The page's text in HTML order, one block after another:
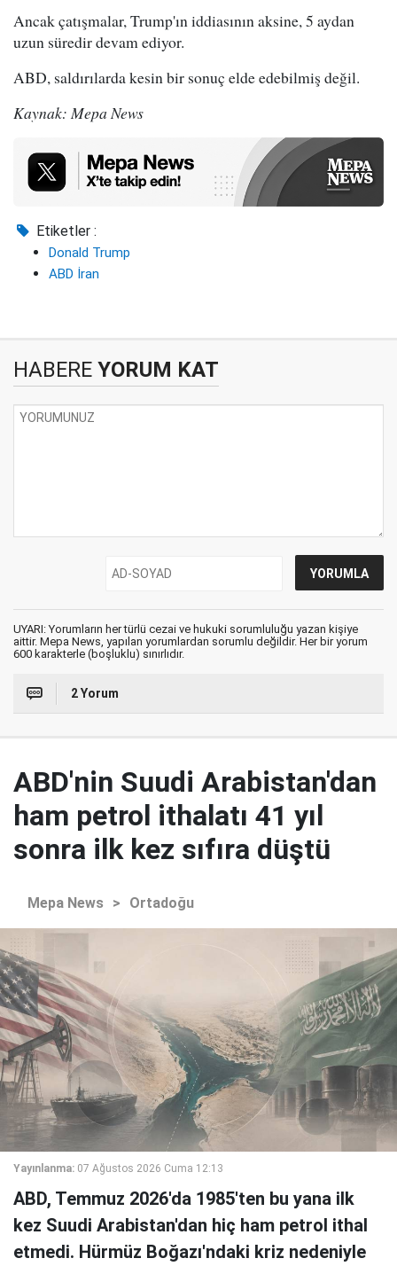
Ancak çatışmalar, Trump'ın iddiasının aksine, 5 aydan
uzun süredir devam ediyor.
ABD, saldırılarda kesin bir sonuç elde edebilmiş değil.
Kaynak: Mepa News
Etiketler :
Donald Trump
ABD İran
HABERE YORUM KAT
UYARI: Yorumların her türlü cezai ve hukuki sorumluluğu yazan kişiye
aittir. Mepa News, yapılan yorumlardan sorumlu değildir. Her bir yorum
600 karakterle (boşluklu) sınırlıdır.
2 Yorum
ABD'nin Suudi Arabistan'dan
ham petrol ithalatı 41 yıl
sonra ilk kez sıfıra düştü
Mepa News > Ortadoğu
Yayınlanma: 07 Ağustos 2026 Cuma 12:13
ABD, Temmuz 2026'da 1985'ten bu yana ilk
kez Suudi Arabistan'dan hiç ham petrol ithal
etmedi. Hürmüz Boğazı'ndaki kriz nedeniyle